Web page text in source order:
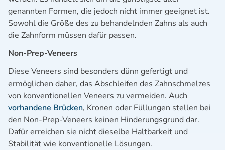
genannten Formen, die jedoch nicht immer geeignet ist.
Sowohl die Größe des zu behandelnden Zahns als auch
die Zahnform müssen dafür passen.
Non-Prep-Veneers
Diese Veneers sind besonders dünn gefertigt und
ermöglichen daher, das Abschleifen des Zahnschmelzes
von konventionellen Veneers zu vermeiden. Auch
vorhandene Brücken, Kronen oder Füllungen stellen bei
den Non-Prep-Veneers keinen Hinderungsgrund dar.
Dafür erreichen sie nicht dieselbe Haltbarkeit und
Stabilität wie konventionelle Lösungen.